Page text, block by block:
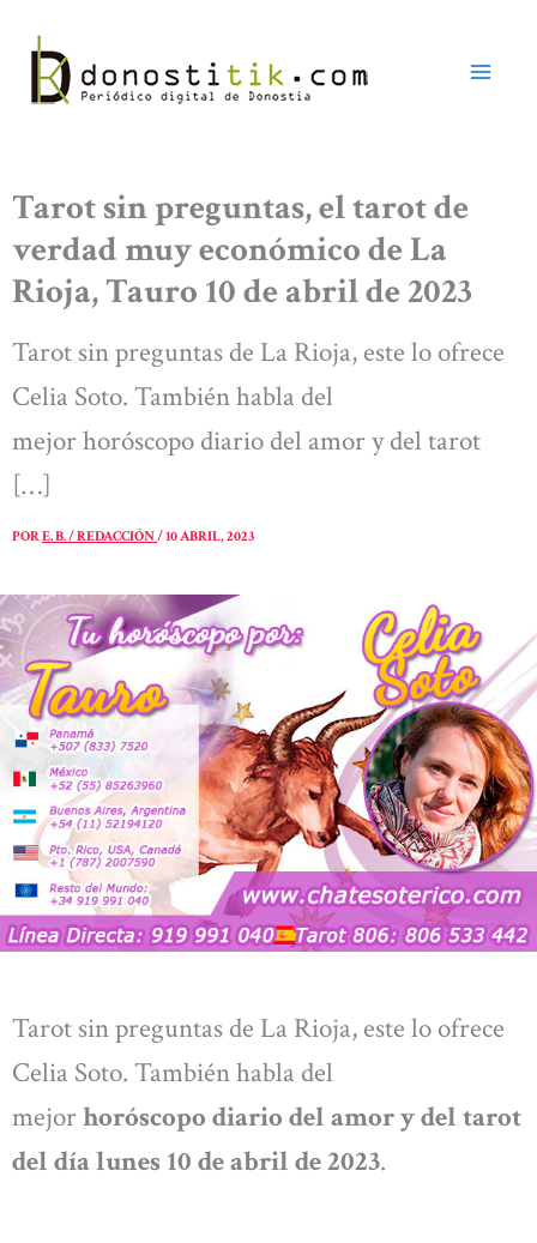
contenido
Tarot sin preguntas, el tarot de
verdad muy económico de La
Rioja, Tauro 10 de abril de 2023
Tarot sin preguntas de La Rioja, este lo ofrece
Celia Soto. También habla del
mejor horóscopo diario del amor y del tarot
[…]
PORE. B. / REDACCIÓN/10 ABRIL, 2023
Tarot sin preguntas de La Rioja, este lo ofrece
Celia Soto. También habla del
mejorhoróscopo diario del amor y del tarot
del día lunes 10 de abril de 2023.